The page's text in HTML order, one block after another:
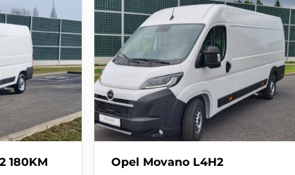
1405kg
Marża
POJAZDU:
180KM Opel Movano L4H2